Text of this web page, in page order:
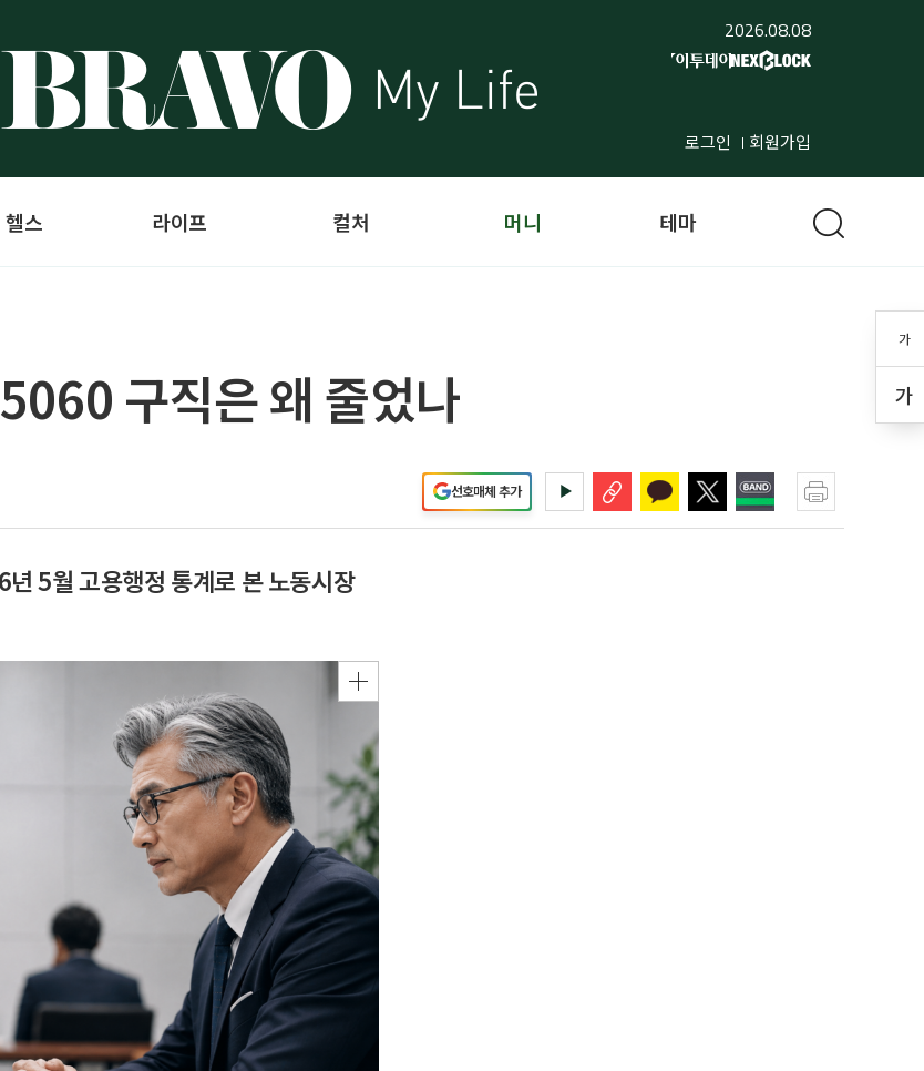
2026.08.08
로그인 회원가입
가
가
헬스 라이프 컬처 머니 테마
구직은 왜 줄었나
선호매체 추가
5월 고용행정 통계로 본 노동시장